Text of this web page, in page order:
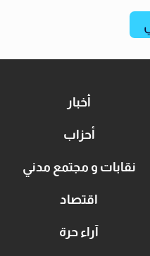
أخبار
أحزاب
نقابات و مجتمع مدني
اقتصاد
آراء حرة